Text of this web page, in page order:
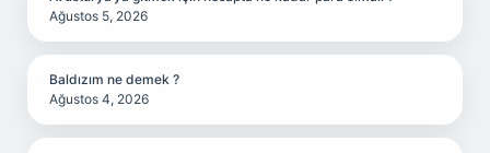
Ağustos 5, 2026
Baldızım ne demek ?
Ağustos 4, 2026